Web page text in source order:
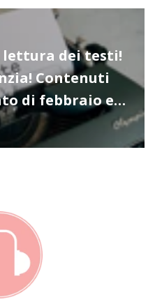
lettura dei testi!
Contenuti
di febbraio e…